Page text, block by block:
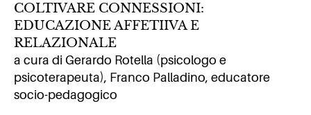
COLTIVARE CONNESSIONI:
EDUCAZIONE AFFETIIVA E
RELAZIONALE
a cura di Gerardo Rotella (psicologo e
psicoterapeuta), Franco Palladino, educatore
socio-pedagogico